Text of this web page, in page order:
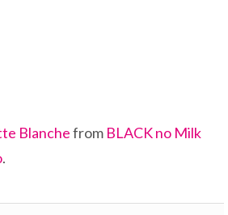
Blanchefrom BLACK no Milk
.